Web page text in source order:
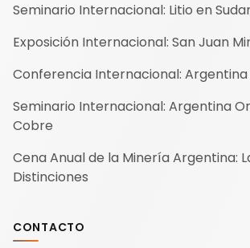
Seminario Internacional: Litio en
Exposición Internacional: San Juan
Conferencia Internacional:
Seminario Internacional: Argentina
Cobre
Cena Anual de la Minería Argentina:
Distinciones
CONTACTO